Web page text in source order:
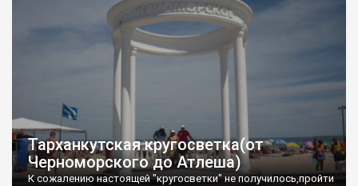
Тарханкутская кругосветка(от
Черноморского до Атлеша)
К сожалению настоящей "кругосветки" не получилось,пройти